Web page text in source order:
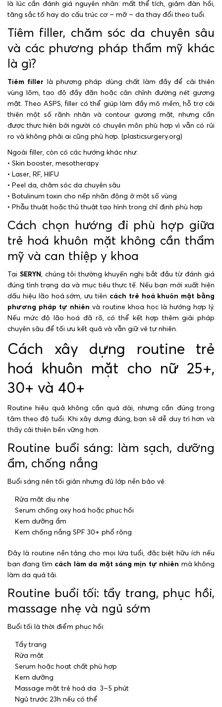
là lúc cần đánh giá nguyên nhân: mất thể tích, giảm đàn hồi,
tăng sắc tố hay do cấu trúc cơ – mỡ – da thay đổi theo tuổi.
Tiêm filler, chăm sóc da chuyên sâu
và các phương pháp thẩm mỹ khác
là gì?
Tiêm filler là phương pháp dùng chất làm đầy để cải thiện
vùng lõm, tạo độ đầy đặn hoặc cân chỉnh đường nét gương
mặt. Theo ASPS, filler có thể giúp làm đầy mô mềm, hỗ trợ cải
thiện một số rãnh nhăn và contour gương mặt, nhưng cần
được thực hiện bởi người có chuyên môn phù hợp vì vẫn có rủi
ro và không phải ai cũng phù hợp. (plasticsurgery.org)
Ngoài filler, còn có các hướng khác như:
• Skin booster, mesotherapy
• Laser, RF, HIFU
• Peel da, chăm sóc da chuyên sâu
• Botulinum toxin cho nếp nhăn động ở một số vùng
• Phẫu thuật hoặc thủ thuật tạo hình trong chỉ định phù hợp
Cách chọn hướng đi phù hợp giữa
trẻ hoá khuôn mặt không cần thẩm
mỹ và can thiệp y khoa
Tại SERYN, chúng tôi thường khuyến nghị bắt đầu từ đánh giá
đúng tình trạng da và mục tiêu thực tế. Nếu bạn mới xuất hiện
dấu hiệu lão hoá sớm, ưu tiên cách trẻ hoá khuôn mặt bằng
phương pháp tự nhiên và routine khoa học là hướng hợp lý.
Nếu mức độ lão hoá đã rõ, có thể kết hợp thêm giải pháp
chuyên sâu để tối ưu kết quả và vẫn giữ vẻ tự nhiên.
Cách xây dựng routine trẻ
hoá khuôn mặt cho nữ 25+,
30+ và 40+
Routine hiệu quả không cần quá dài, nhưng cần đúng trọng
tâm theo độ tuổi. Khi xây dựng đúng, bạn sẽ dễ duy trì hơn và
thấy cải thiện bền vững hơn.
Routine buổi sáng: làm sạch, dưỡng
ẩm, chống nắng
Buổi sáng nên tối giản nhưng đủ lớp nền bảo vệ:
Rửa mặt dịu nhẹ
Serum chống oxy hoá hoặc phục hồi
Kem dưỡng ẩm
Kem chống nắng SPF 30+ phổ rộng
Đây là routine nền tảng cho mọi lứa tuổi, đặc biệt hữu ích nếu
bạn đang tìm cách làm da mặt sáng mịn tự nhiên mà không
làm da quá tải.
Routine buổi tối: tẩy trang, phục hồi,
massage nhẹ và ngủ sớm
Buổi tối là thời điểm phục hồi:
Tẩy trang
Rửa mặt
Serum hoặc hoạt chất phù hợp
Kem dưỡng
Massage mặt trẻ hoá da 3–5 phút
Ngủ trước 23h nếu có thể